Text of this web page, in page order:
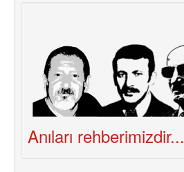
Anıları rehberimizdir...